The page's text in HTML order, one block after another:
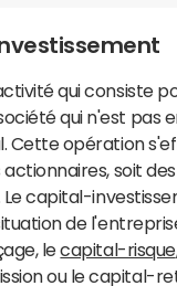
qui consiste
qui n'est pas
Cette opération
soit
. Le capital-
de
lecapital-risque
ou le capital-